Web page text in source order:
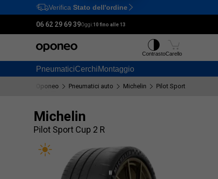
Ctrl M
Verifica Stato dell'ordine
06 62 29 69 39Oggi:10 fino alle 13
PneumaticiCerchiMontaggio
ContrastoCarello
Oponeo Pneumatici auto Michelin Pilot Sport Cup 2 R
Michelin
Pilot Sport Cup 2 R